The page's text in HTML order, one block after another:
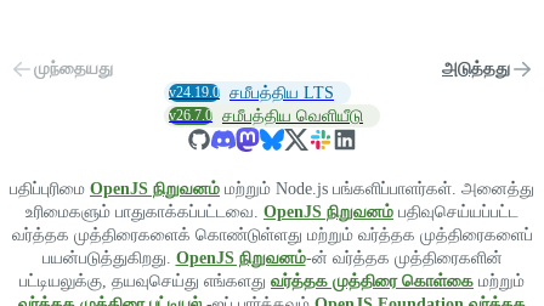
முந்தையது அடுத்தது
v24.19.0 சமீபத்திய LTS
v26.7.0 சமீபத்திய வெளியீடு
பதிப்புரிமை OpenJS நிறுவனம் மற்றும் Node.js பங்களிப்பாளர்கள். அனைத்து
உரிமைகளும் பாதுகாக்கப்பட்டவை. OpenJS நிறுவனம் பதிவுசெய்யப்பட்ட
வர்த்தக முத்திரைகளைக் கொண்டுள்ளது மற்றும் வர்த்தக முத்திரைகளைப்
பயன்படுத்துகிறது. OpenJS நிறுவனம்-ன் வர்த்தக முத்திரைகளின்
பட்டியலுக்கு, தயவுசெய்து எங்களது வர்த்தக முத்திரை கொள்கை மற்றும்